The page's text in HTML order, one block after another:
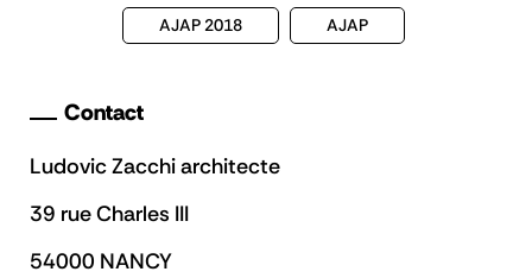
AJAP 2018 AJAP
Contact
Ludovic Zacchi architecte
39 rue Charles III
54000 NANCY